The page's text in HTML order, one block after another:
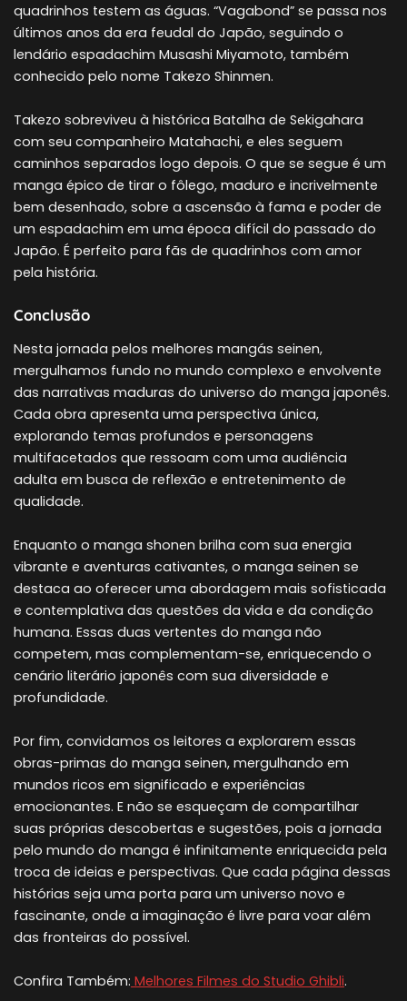
quadrinhos testem as águas. “Vagabond” se passa nos
últimos anos da era feudal do Japão, seguindo o
lendário espadachim Musashi Miyamoto, também
conhecido pelo nome Takezo Shinmen.
Takezo sobreviveu à histórica Batalha de Sekigahara
com seu companheiro Matahachi, e eles seguem
caminhos separados logo depois. O que se segue é um
manga épico de tirar o fôlego, maduro e incrivelmente
bem desenhado, sobre a ascensão à fama e poder de
um espadachim em uma época difícil do passado do
Japão. É perfeito para fãs de quadrinhos com amor
pela história.
Conclusão
Nesta jornada pelos melhores mangás seinen,
mergulhamos fundo no mundo complexo e envolvente
das narrativas maduras do universo do manga japonês.
Cada obra apresenta uma perspectiva única,
explorando temas profundos e personagens
multifacetados que ressoam com uma audiência
adulta em busca de reflexão e entretenimento de
qualidade.
Enquanto o manga shonen brilha com sua energia
vibrante e aventuras cativantes, o manga seinen se
destaca ao oferecer uma abordagem mais sofisticada
e contemplativa das questões da vida e da condição
humana. Essas duas vertentes do manga não
competem, mas complementam-se, enriquecendo o
cenário literário japonês com sua diversidade e
profundidade.
Por fim, convidamos os leitores a explorarem essas
obras-primas do manga seinen, mergulhando em
mundos ricos em significado e experiências
emocionantes. E não se esqueçam de compartilhar
suas próprias descobertas e sugestões, pois a jornada
pelo mundo do manga é infinitamente enriquecida pela
troca de ideias e perspectivas. Que cada página dessas
histórias seja uma porta para um universo novo e
fascinante, onde a imaginação é livre para voar além
das fronteiras do possível.
Confira Também: Melhores Filmes do Studio Ghibli.